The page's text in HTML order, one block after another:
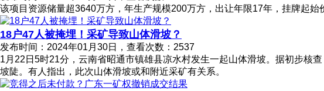
该项目资源储量超3640万方，年生产规模200万方，出让年限17年，挂牌起始
18户47人被掩埋！采矿导致山体滑坡？
发布时间：2024年01月30日，查看次数：2537
1月22日5时21分，云南省昭通市镇雄县凉水村发生一起山体滑坡。据初步核
坡陡。有人指出，此次山体滑坡或和附近采矿有关系。